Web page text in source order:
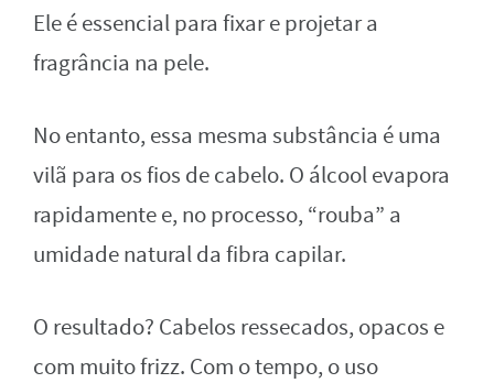
Ele é essencial para fixar e projetar a
fragrância na pele.
No entanto, essa mesma substância é uma
vilã para os fios de cabelo. O álcool evapora
rapidamente e, no processo, “rouba” a
umidade natural da fibra capilar.
O resultado? Cabelos ressecados, opacos e
com muito frizz. Com o tempo, o uso